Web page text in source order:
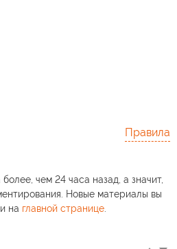
Правила
чем 24 часа назад, а значит,
Новые материалы вы
на главной странице.